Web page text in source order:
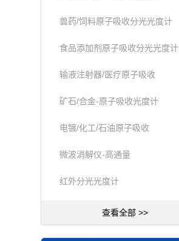
兽药/饲料原子吸收分光光度计
食品添加剂原子吸收分光光度计
输液注射器/医疗原子吸收
矿石/合金-原子吸收光度计
电镀/化工/石油原子吸收
微波消解仪-高通量
红外分光光度计
查看全部 >>